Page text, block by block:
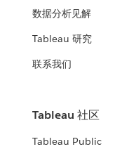
数据分析见解
Tableau 研究
联系我们
Tableau 社区
Tableau Public